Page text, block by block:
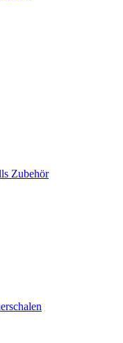
Zubehör